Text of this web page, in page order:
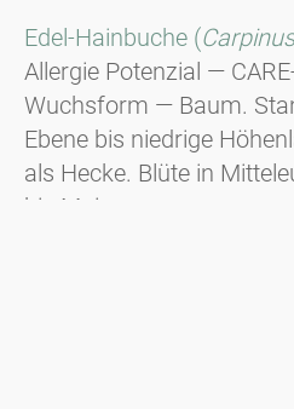
Edel-Hainbuche (
Allergie Potenzial —
Wuchsform — Baum.
Ebene bis niedrige
als Hecke. Blüte in
bis Mai.